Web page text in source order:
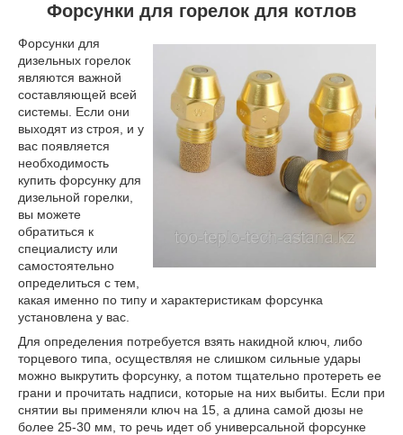
Форсунки для горелок для котлов
Форсунки для
дизельных горелок
являются важной
составляющей всей
системы. Если они
выходят из строя, и у
вас появляется
необходимость
купить форсунку для
дизельной горелки,
вы можете
обратиться к
специалисту или
самостоятельно
определиться с тем,
какая именно по типу и характеристикам форсунка
установлена у вас.
Для определения потребуется взять накидной ключ, либо
торцевого типа, осуществляя не слишком сильные удары
можно выкрутить форсунку, а потом тщательно протереть ее
грани и прочитать надписи, которые на них выбиты. Если при
снятии вы применяли ключ на 15, а длина самой дюзы не
более 25-30 мм, то речь идет об универсальной форсунке